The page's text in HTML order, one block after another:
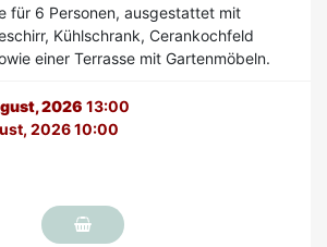
für 6 Personen, ausgestattet mit
Kühlschrank, Cerankochfeld
einer Terrasse mit Gartenmöbeln.
2026 13:00
2026 10:00